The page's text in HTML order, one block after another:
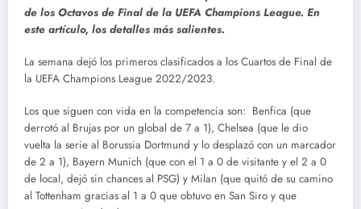
de los Octavos de Final de la UEFA Champions League. En
este artículo, los detalles más salientes.
La semana dejó los primeros clasificados a los Cuartos de Final de
la UEFA Champions League 2022/2023.
Los que siguen con vida en la competencia son: Benfica (que
derrotó al Brujas por un global de 7 a 1), Chelsea (que le dio
vuelta la serie al Borussia Dortmund y lo desplazó con un marcador
de 2 a 1), Bayern Munich (que con el 1 a 0 de visitante y el 2 a 0
de local, dejó sin chances al PSG) y Milan (que quitó de su camino
al Tottenham gracias al 1 a 0 que obtuvo en San Siro y que